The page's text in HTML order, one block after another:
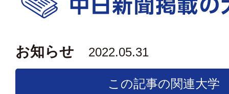
お知らせ 2022.05.31
この記事の関連大学